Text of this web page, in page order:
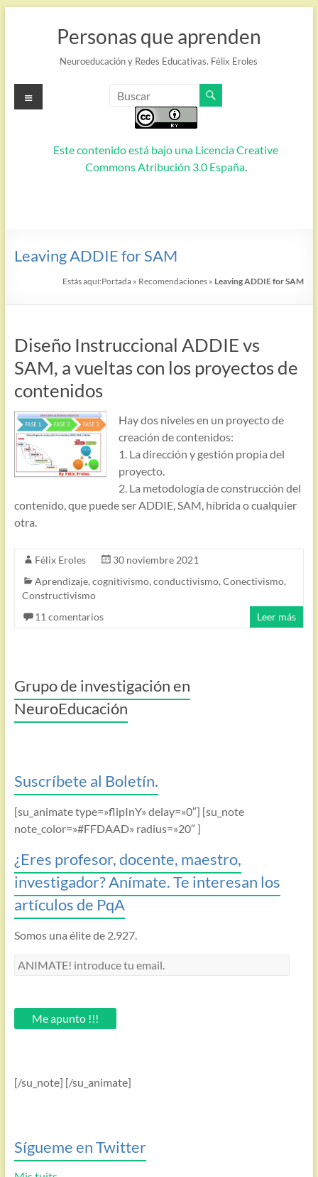
Personas que aprenden
Neuroeducación y Redes Educativas. Félix Eroles
Este contenido está bajo una Licencia Creative
Commons Atribución 3.0 España.
Menú
Leaving ADDIE for SAM
Estás aquí:Portada » Recomendaciones » Leaving ADDIE for SAM
Diseño Instruccional ADDIE vs
SAM, a vueltas con los proyectos de
contenidos
Hay dos niveles en un proyecto de
creación de contenidos:
1. La dirección y gestión propia del
proyecto.
2. La metodología de construcción del
contenido, que puede ser ADDIE, SAM, híbrida o cualquier
otra.
Félix Eroles
30 noviembre 2021
Aprendizaje, cognitivismo, conductivismo, Conectivismo,
Constructivismo
11 comentarios
Leer más
Grupo de investigación en
NeuroEducación
Suscríbete al Boletín.
[su_animate type=»flipInY» delay=»0″] [su_note
note_color=»#FFDAAD» radius=»20″ ]
¿Eres profesor, docente, maestro,
investigador? Anímate. Te interesan los
artículos de PqA
Somos una élite de 2.927.
ANIMATE!
email.Me apunto !!!
[/su_note] [/su_animate]
Sígueme en Twitter